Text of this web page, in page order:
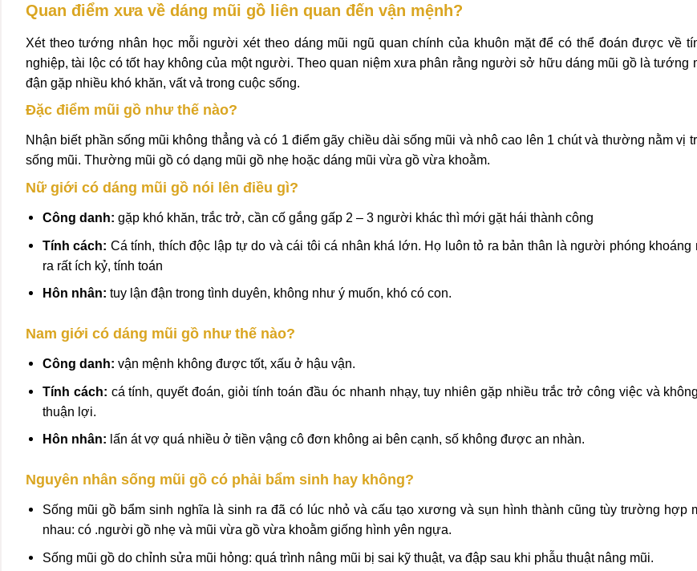
Quan điểm xưa về dáng mũi gồ liên quan đến vận mệnh?
Xét theo tướng nhân học mỗi người xét theo dáng mũi ngũ quan chính của khuôn mặt để có thể đoán được về
nghiệp, tài lộc có tốt hay không của một người. Theo quan niệm xưa phân rằng người sở hữu dáng mũi gồ là tướng
đận gặp nhiều khó khăn, vất vả trong cuộc sống.
Đặc điểm mũi gồ như thế nào?
Nhận biết phần sống mũi không thẳng và có 1 điểm gãy chiều dài sống mũi và nhô cao lên 1 chút và thường nằm vị
sống mũi. Thường mũi gồ có dạng mũi gồ nhẹ hoặc dáng mũi vừa gồ vừa khoằm.
Nữ giới có dáng mũi gồ nói lên điều gì?
Công danh: gặp khó khăn, trắc trở, cần cố gắng gấp 2 – 3 người khác thì mới gặt hái thành công
Tính cách: Cá tính, thích độc lập tự do và cái tôi cá nhân khá lớn. Họ luôn tỏ ra bản thân là người phóng khoáng
ra rất ích kỷ, tính toán
Hôn nhân: tuy lận đận trong tình duyên, không như ý muốn, khó có con.
Nam giới có dáng mũi gồ như thế nào?
Công danh: vận mệnh không được tốt, xấu ở hậu vận.
Tính cách: cá tính, quyết đoán, giỏi tính toán đầu óc nhanh nhạy, tuy nhiên gặp nhiều trắc trở công việc và
thuận lợi.
Hôn nhân: lấn át vợ quá nhiều ở tiền vậng cô đơn không ai bên cạnh, số không được an nhàn.
Nguyên nhân sống mũi gồ có phải bẩm sinh hay không?
Sống mũi gồ bẩm sinh nghĩa là sinh ra đã có lúc nhỏ và cấu tạo xương và sụn hình thành cũng tùy trường hợp
nhau: có .người gồ nhẹ và mũi vừa gồ vừa khoằm giống hình yên ngựa.
Sống mũi gồ do chỉnh sửa mũi hỏng: quá trình nâng mũi bị sai kỹ thuật, va đập sau khi phẫu thuật nâng mũi.